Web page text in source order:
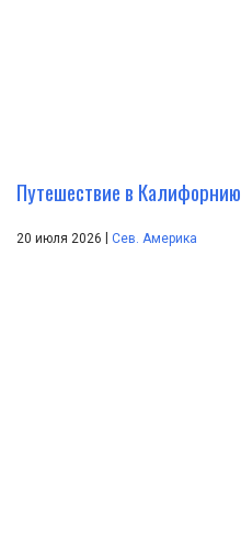
Путешествие в Калифорнию
20 июля 2026 Сев. Америка